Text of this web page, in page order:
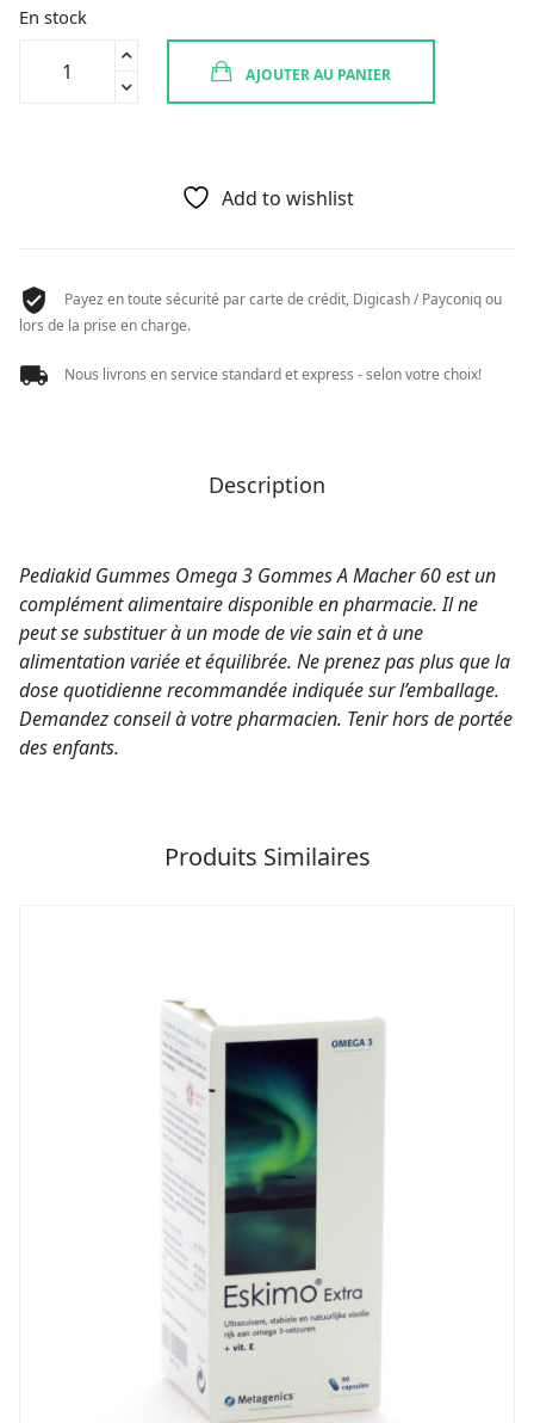
En stock
AJOUTER AU PANIER
Add to wishlist
Payez en toute sécurité par carte de crédit, Digicash / Payconiq ou
lors de la prise en charge.
Nous livrons en service standard et express - selon votre choix!
Description
Pediakid Gummes Omega 3 Gommes A Macher 60 est un
complément alimentaire disponible en pharmacie. Il ne
peut se substituer à un mode de vie sain et à une
alimentation variée et équilibrée. Ne prenez pas plus que la
dose quotidienne recommandée indiquée sur l’emballage.
Demandez conseil à votre pharmacien. Tenir hors de portée
des enfants.
Produits Similaires